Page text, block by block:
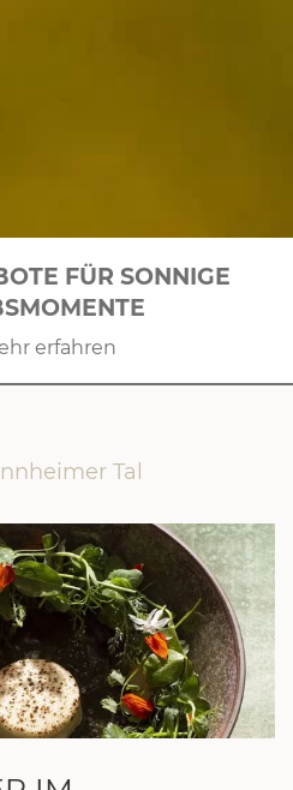
1 |10
FÜR SONNIGE
erfahren
Tal